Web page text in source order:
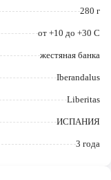
280 г
от +10 до +30 C
жестяная банка
Iberandalus
Liberitas
ИСПАНИЯ
3 года